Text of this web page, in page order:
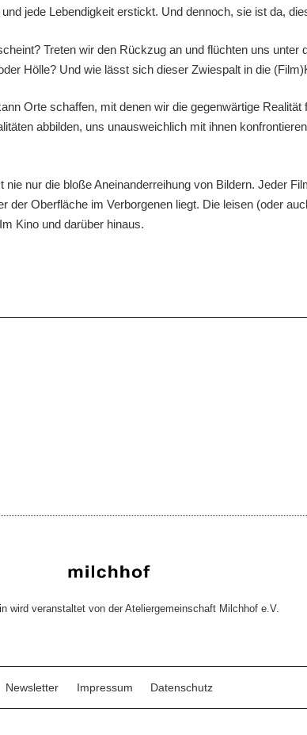
jede Lebendigkeit erstickt. Und dennoch, sie ist da,
Treten wir den Rückzug an und flüchten uns
Hölle? Und wie lässt sich dieser Zwiespalt in die
Orte schaffen, mit denen wir die gegenwärtige
abbilden, uns unausweichlich mit ihnen
nur die bloße Aneinanderreihung von Bildern. Jeder
Oberfläche im Verborgenen liegt. Die leisen (oder
Kino und darüber hinaus.
wird veranstaltet von der Ateliergemeinschaft Milchhof e.V.
Newsletter Impressum Datenschutz